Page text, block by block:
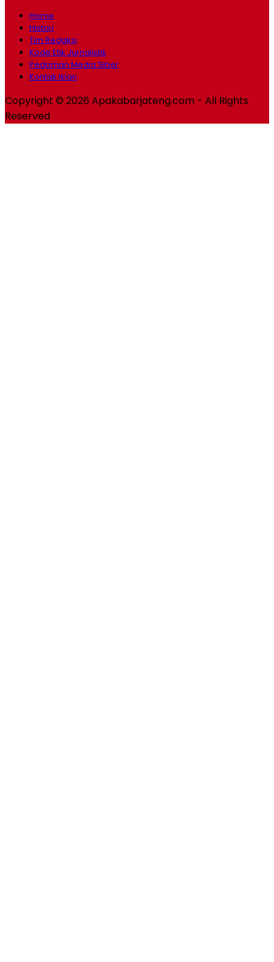
Home
Histori
Tim Redaksi
Kode Etik Jurnalistik
Pedoman Media Siber
Kontak Iklan
Copyright © 2026 Apakabarjateng.com - All Rights
Reserved